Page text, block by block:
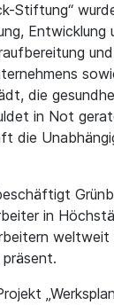
Stiftung“
Entwicklung
die
in Not
die
in
weltweit